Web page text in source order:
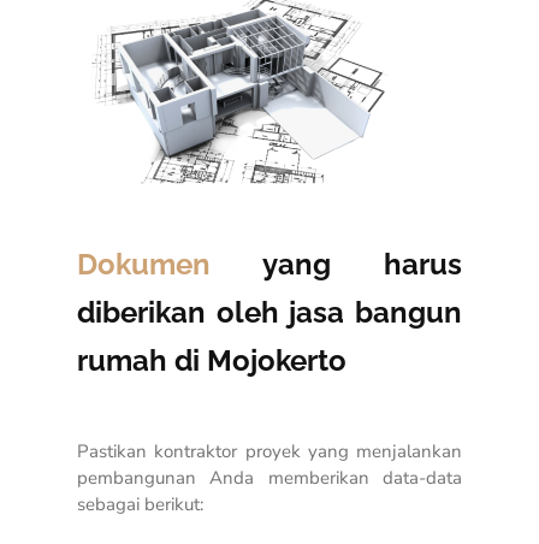
Dokumen yang harus
diberikan oleh jasa bangun
rumah di Mojokerto
Pastikan kontraktor proyek yang menjalankan
pembangunan Anda memberikan data-data
sebagai berikut: